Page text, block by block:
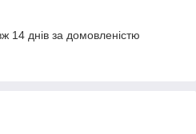
14 днів за домовленістю